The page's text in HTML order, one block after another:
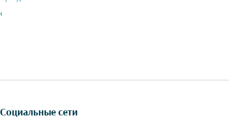
Социальные сети